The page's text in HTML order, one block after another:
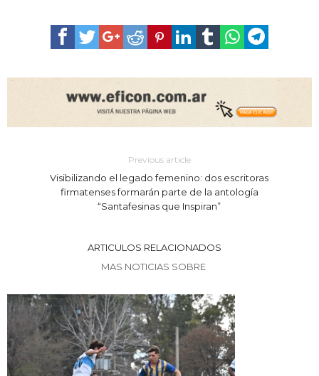
Previous article
Visibilizando el legado femenino: dos escritoras
firmatenses formarán parte de la antología
“Santafesinas que Inspiran”
ARTICULOS RELACIONADOS
MAS NOTICIAS SOBRE